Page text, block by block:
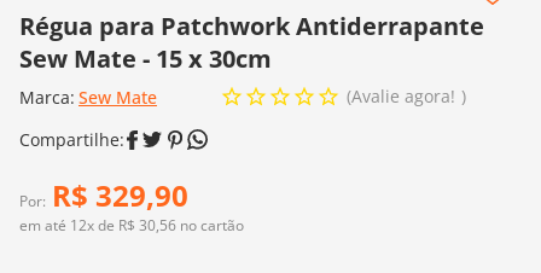
Régua para Patchwork Antiderrapante
Sew Mate - 15 x 30cm
Marca: Sew Mate Avalie agora!
Por: R$ 329,90
em até 12x de R$ 30,56 no cartão
3º kit amigurumi
4º fio amigurumi
5º agulha crochê
7º lã cisne
fio amigurumi
agulha crochê
batik